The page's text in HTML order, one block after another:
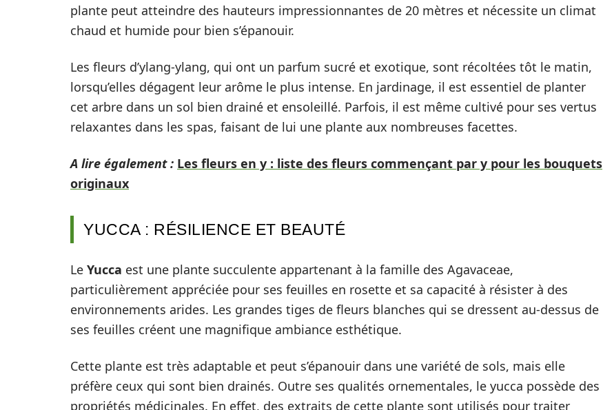
plante peut atteindre des hauteurs impressionnantes de 20 mètres et nécessite un climat
chaud et humide pour bien s’épanouir.
Les fleurs d’ylang-ylang, qui ont un parfum sucré et exotique, sont récoltées tôt le matin,
lorsqu’elles dégagent leur arôme le plus intense. En jardinage, il est essentiel de planter
cet arbre dans un sol bien drainé et ensoleillé. Parfois, il est même cultivé pour ses vertus
relaxantes dans les spas, faisant de lui une plante aux nombreuses facettes.
A lire également : Les fleurs en y : liste des fleurs commençant par y pour les bouquets
originaux
YUCCA : RÉSILIENCE ET BEAUTÉ
Le Yucca est une plante succulente appartenant à la famille des Agavaceae,
particulièrement appréciée pour ses feuilles en rosette et sa capacité à résister à des
environnements arides. Les grandes tiges de fleurs blanches qui se dressent au-dessus de
ses feuilles créent une magnifique ambiance esthétique.
Cette plante est très adaptable et peut s’épanouir dans une variété de sols, mais elle
préfère ceux qui sont bien drainés. Outre ses qualités ornementales, le yucca possède des
propriétés médicinales. En effet, des extraits de cette plante sont utilisés pour traiter